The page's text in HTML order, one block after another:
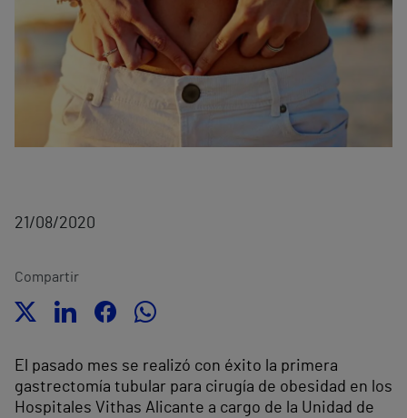
21/08/2020
Compartir
El pasado mes se realizó con éxito la primera
gastrectomía tubular para cirugía de obesidad en los
Hospitales Vithas Alicante a cargo de la Unidad de